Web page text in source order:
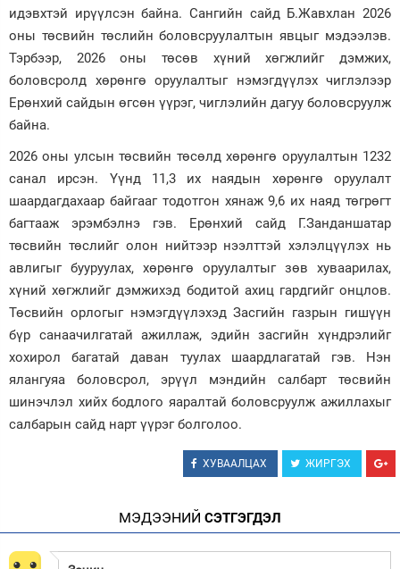
идэвхтэй ирүүлсэн байна. Сангийн сайд Б.Жавхлан 2026
оны төсвийн төслийн боловсруулалтын явцыг мэдээлэв.
Тэрбээр, 2026 оны төсөв хүний хөгжлийг дэмжих,
боловсролд хөрөнгө оруулалтыг нэмэгдүүлэх чиглэлээр
Ерөнхий сайдын өгсөн үүрэг, чиглэлийн дагуу боловсруулж
байна.
2026 оны улсын төсвийн төсөлд хөрөнгө оруулалтын 1232
санал ирсэн. Үүнд 11,3 их наядын хөрөнгө оруулалт
шаардагдахаар байгааг тодотгон хянаж 9,6 их наяд төгрөгт
багтааж эрэмбэлнэ гэв. Ерөнхий сайд Г.Занданшатар
төсвийн төслийг олон нийтээр нээлттэй хэлэлцүүлэх нь
авлигыг бууруулах, хөрөнгө оруулалтыг зөв хуваарилах,
хүний хөгжлийг дэмжихэд бодитой ахиц гардгийг онцлов.
Төсвийн орлогыг нэмэгдүүлэхэд Засгийн газрын гишүүн
бүр санаачилгатай ажиллаж, эдийн засгийн хүндрэлийг
хохирол багатай даван туулах шаардлагатай гэв. Нэн
ялангуяа боловсрол, эрүүл мэндийн салбарт төсвийн
шинэчлэл хийх бодлого яаралтай боловсруулж ажиллахыг
салбарын сайд нарт үүрэг болголоо.
ХУВААЛЦАХ ЖИРГЭХ
МЭДЭЭНИЙ СЭТГЭГДЭЛ